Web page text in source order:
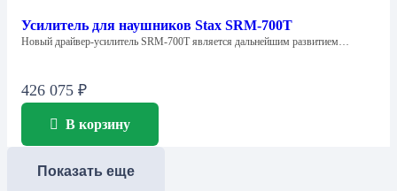
Усилитель для наушников Stax SRM-700T
Новый драйвер-усилитель SRM-700T является дальнейшим развитием…
426 075 ₽
В корзину
Показать еще